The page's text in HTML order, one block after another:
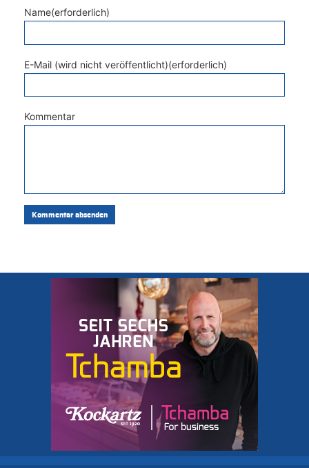
Name(erforderlich)
E-Mail (wird nicht veröffentlicht)(erforderlich)
Kommentar